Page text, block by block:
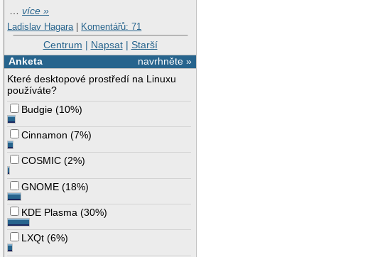
…více »
Ladislav Hagara | Komentářů: 71
Centrum | Napsat| Starší
navrhněte »
Anketa
Které desktopové prostředí na Linuxu
používáte?
Budgie (10%)
Cinnamon (7%)
COSMIC (2%)
GNOME (18%)
KDE Plasma (30%)
LXQt (6%)